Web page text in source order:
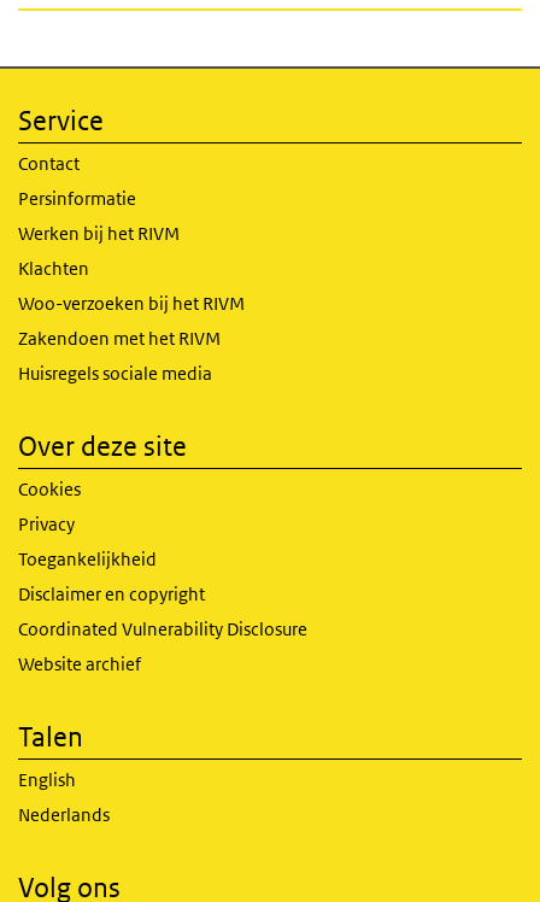
Service
Contact
Persinformatie
Werken bij het RIVM
Klachten
Woo-verzoeken bij het RIVM
Zakendoen met het RIVM
Huisregels sociale media
Over deze site
Cookies
Privacy
Toegankelijkheid
Disclaimer en copyright
Coordinated Vulnerability Disclosure
Website archief
Talen
English
Nederlands
Volg ons